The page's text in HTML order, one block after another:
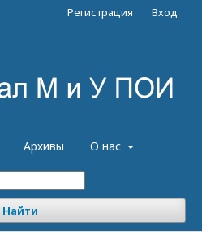
Архивы О нас
Найти
Регистрация Вход